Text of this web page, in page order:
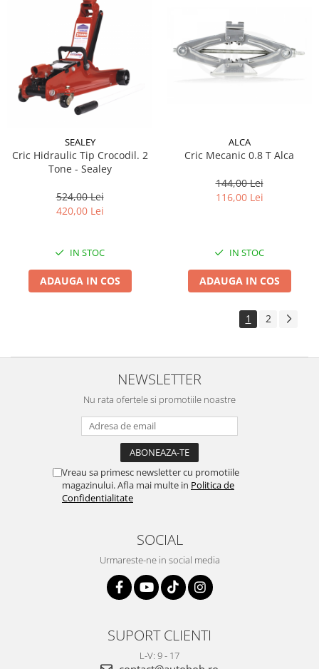
SEALEY
Cric Hidraulic Tip Crocodil. 2
Tone - Sealey
524,00 Lei
420,00 Lei
IN STOC
ADAUGA IN COS
ALCA
Cric Mecanic 0.8 T Alca
144,00 Lei
116,00 Lei
IN STOC
ADAUGA IN COS
1 2
NEWSLETTER
Nu rata ofertele si promotiile noastre
Vreau sa primesc newsletter cu promotiile
magazinului. Afla mai multe in Politica de
Confidentialitate
SOCIAL
Urmareste-ne in social media
SUPORT CLIENTI
L-V: 9 - 17